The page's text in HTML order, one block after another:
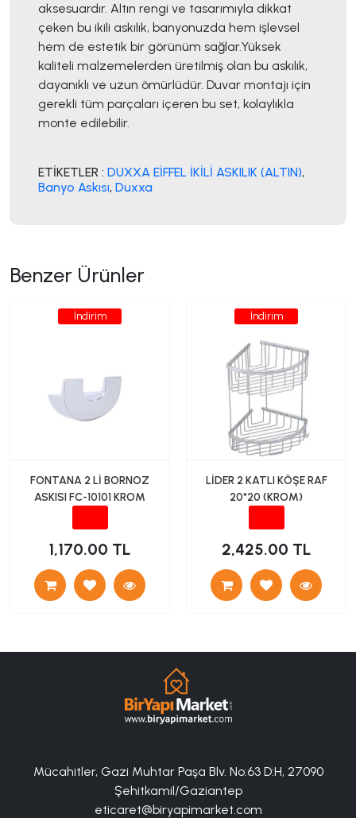
aksesuardır. Altın rengi ve tasarımıyla dikkat
çeken bu ikili askılık, banyonuzda hem işlevsel
hem de estetik bir görünüm sağlar.Yüksek
kaliteli malzemelerden üretilmiş olan bu askılık,
dayanıklı ve uzun ömürlüdür. Duvar montajı için
gerekli tüm parçaları içeren bu set, kolaylıkla
monte edilebilir.
ETİKETLER : DUXXA EİFFEL İKİLİ ASKILIK (ALTIN),
Banyo Askısı, Duxxa
Benzer Ürünler
İndirim
FONTANA 2 Lİ BORNOZ
ASKISI FC-10101 KROM
1,170.00 TL
İndirim
LİDER 2 KATLI KÖŞE RAF
20*20 (KROM)
2,425.00 TL
Mücahitler, Gazi Muhtar Paşa Blv. No:63 D:H, 27090
Şehitkamil/Gaziantep
eticaret@biryapimarket.com